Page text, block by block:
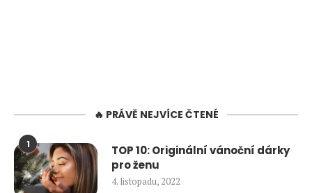
🔥 PRÁVĚ NEJVÍCE ČTENÉ
1
TOP 10: Originální vánoční dárky
pro ženu
4. listopadu, 2022